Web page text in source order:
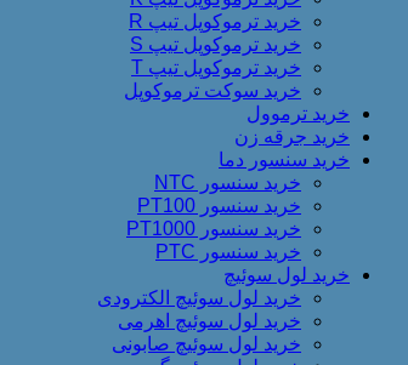
خرید ترموکوپل تیپ R
خرید ترموکوپل تیپ S
خرید ترموکوپل تیپ T
خرید سوکت ترموکوپل
خرید ترموول
خرید جرقه زن
خرید سنسور دما
خرید سنسور NTC
خرید سنسور PT100
خرید سنسور PT1000
خرید سنسور PTC
خرید لول سوئیچ
خرید لول سوئیچ الکترودی
خرید لول سوئیچ اهرمی
خرید لول سوئیچ صابونی